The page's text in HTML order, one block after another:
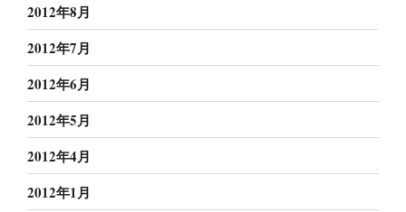
2012年8月
2012年7月
2012年6月
2012年5月
2012年4月
2012年1月